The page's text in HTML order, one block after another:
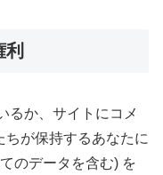
るか、サイトにコメ
ちが保持するあなたに
のデータを含む) を